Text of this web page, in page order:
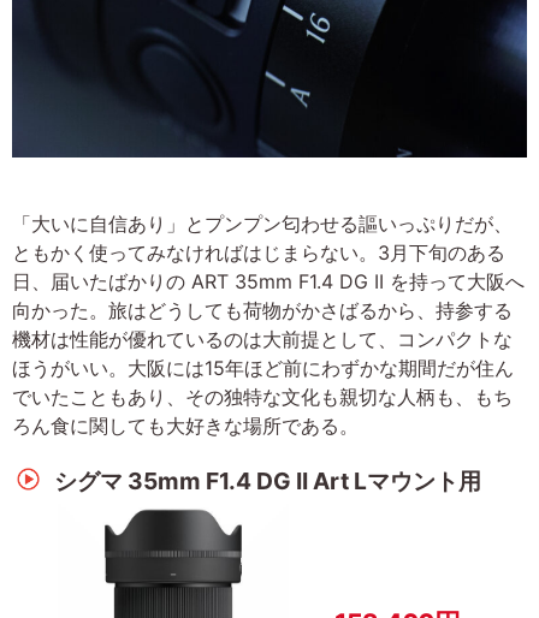
「大いに自信あり」とプンプン匂わせる謳いっぷりだが、
ともかく使ってみなければはじまらない。3月下旬のある
日、届いたばかりの ART 35mm F1.4 DG II を持って大阪へ
向かった。旅はどうしても荷物がかさばるから、持参する
機材は性能が優れているのは大前提として、コンパクトな
ほうがいい。大阪には15年ほど前にわずかな期間だが住ん
でいたこともあり、その独特な文化も親切な人柄も、もち
ろん食に関しても大好きな場所である。
シグマ 35mm F1.4 DG II Art Lマウント用